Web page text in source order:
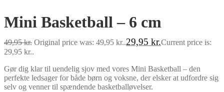
Mini Basketball – 6 cm
49,95kr. Original price was: 49,95 kr..29,95 kr.Current price is:
29,95 kr..
Gør dig klar til uendelig sjov med vores Mini Basketball – den
perfekte ledsager for både børn og voksne, der elsker at udfordre sig
selv og venner til spændende basketballøvelser.